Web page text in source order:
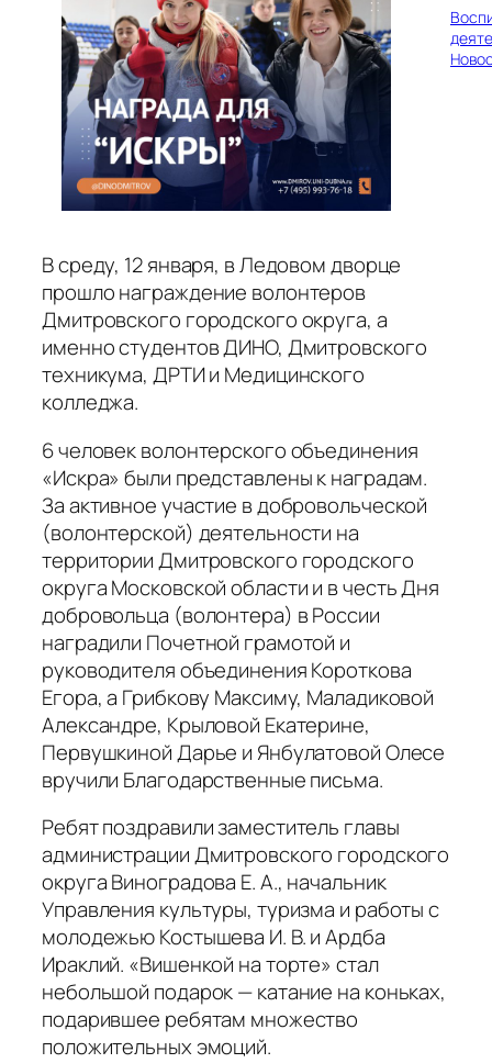
В среду, 12 января, в Ледовом дворце
прошло награждение волонтеров
Дмитровского городского округа, а
именно студентов ДИНО, Дмитровского
техникума, ДРТИ и Медицинского
колледжа.
6 человек волонтерского объединения
«Искра» были представлены к наградам.
За активное участие в добровольческой
(волонтерской) деятельности на
территории Дмитровского городского
округа Московской области и в честь Дня
добровольца (волонтера) в России
наградили Почетной грамотой и
руководителя объединения Короткова
Егора, а Грибкову Максиму, Маладиковой
Александре, Крыловой Екатерине,
Первушкиной Дарье и Янбулатовой Олесе
вручили Благодарственные письма.
Ребят поздравили заместитель главы
администрации Дмитровского городского
округа Виноградова Е. А., начальник
Управления культуры, туризма и работы с
молодежью Костышева И. В. и Ардба
Ираклий. «Вишенкой на торте» стал
небольшой подарок — катание на коньках,
подарившее ребятам множество
положительных эмоций.